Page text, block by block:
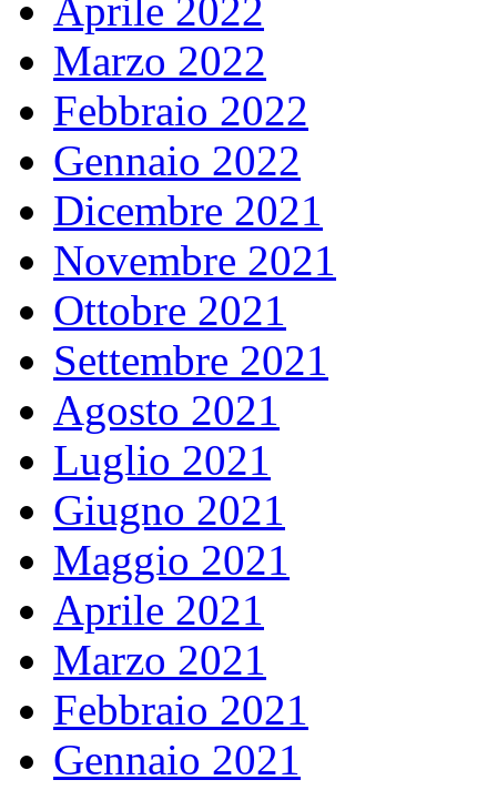
Aprile 2022
Marzo 2022
Febbraio 2022
Gennaio 2022
Dicembre 2021
Novembre 2021
Ottobre 2021
Settembre 2021
Agosto 2021
Luglio 2021
Giugno 2021
Maggio 2021
Aprile 2021
Marzo 2021
Febbraio 2021
Gennaio 2021